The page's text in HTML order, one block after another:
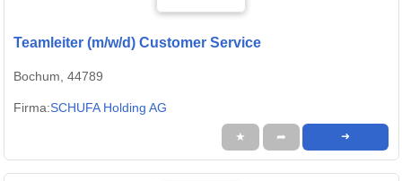
Teamleiter (m/w/d) Customer Service
Bochum, 44789
Firma:SCHUFA Holding AG
★ ➦ ➜